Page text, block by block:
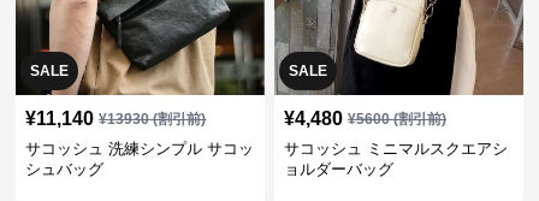
SALE
¥11,140 ¥13930(割引前)
サコッシュ 洗練シンプル サコッ
シュバッグ
SALE
¥4,480 ¥5600(割引前)
サコッシュ ミニマルスクエアシ
ョルダーバッグ